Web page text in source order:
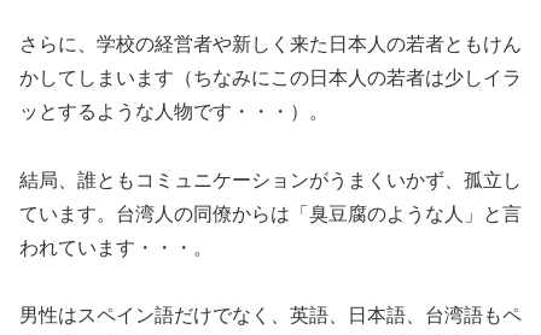
さらに、学校の経営者や新しく来た日本人の若者ともけん
かしてしまいます（ちなみにこの日本人の若者は少しイラ
ッとするような人物です・・・）。
結局、誰ともコミュニケーションがうまくいかず、孤立し
ています。台湾人の同僚からは「臭豆腐のような人」と言
われています・・・。
男性はスペイン語だけでなく、英語、日本語、台湾語もペ